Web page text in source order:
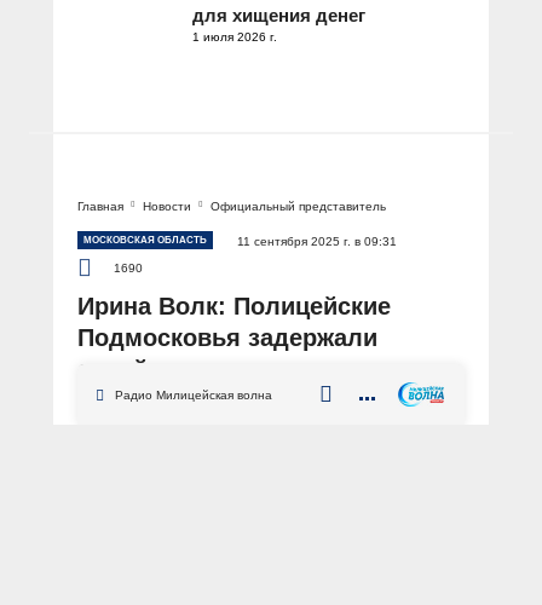
для хищения денег
1 июля 2026 г.
Главная Новости Официальный представитель
МОСКОВСКАЯ ОБЛАСТЬ
11 сентября 2025 г. в 09:31
1690
Ирина Волк: Полицейские
Подмосковья задержали
серийных организаторов
преднамеренных ДТП
Радио Милицейская волна